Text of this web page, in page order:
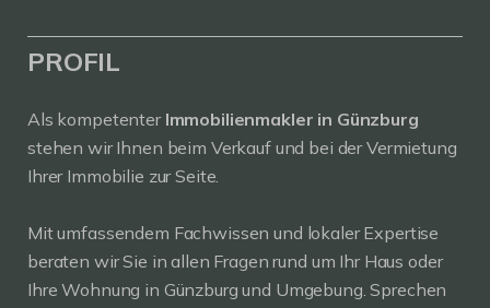
PROFIL
Als kompetenter Immobilienmakler in Günzburg
stehen wir Ihnen beim Verkauf und bei der Vermietung
Ihrer Immobilie zur Seite.
Mit umfassendem Fachwissen und lokaler Expertise
beraten wir Sie in allen Fragen rund um Ihr Haus oder
Ihre Wohnung in Günzburg und Umgebung. Sprechen